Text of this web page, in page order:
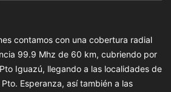
contamos con una cobertura radial
99.9 Mhz de 60 km, cubriendo por
Iguazú, llegando a las localidades de
Esperanza, así también a las